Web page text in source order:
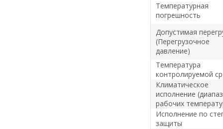
Температурная
погрешность
Допустимая
(Перегрузочное
давление)
Температура
контролируемой
Климатическое
исполнение
рабочих
Исполнение по
защиты